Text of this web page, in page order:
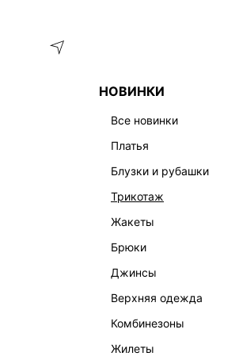
НОВИНКИ
все новинки
платья
блузки и рубашки
трикотаж
жакеты
брюки
джинсы
верхняя одежда
комбинезоны
жилеты
ОДЕЖДА